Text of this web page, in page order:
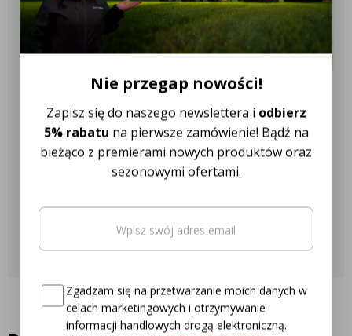
✔️ Ponad 18 różnych marek
Nasza obsługa klienta jest do
Twojej dyspozycji!
Najczęściej zadawane pytania
Skontaktuj się z nami
Nie przegap nowości!
Zapisz się do naszego newslettera i odbierz
5% rabatu na pierwsze zamówienie! Bądź na
bieżąco z premierami nowych produktów oraz
sezonowymi ofertami.
Email
Consent (wymagane)
Zgadzam się na przetwarzanie moich danych w
celach marketingowych i otrzymywanie
informacji handlowych drogą elektroniczną.
Oto Twój kod zniżkowy na